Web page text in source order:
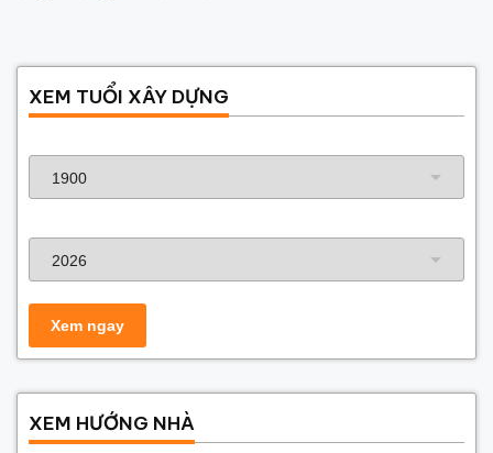
XEM TUỔI XÂY DỰNG
XEM HƯỚNG NHÀ